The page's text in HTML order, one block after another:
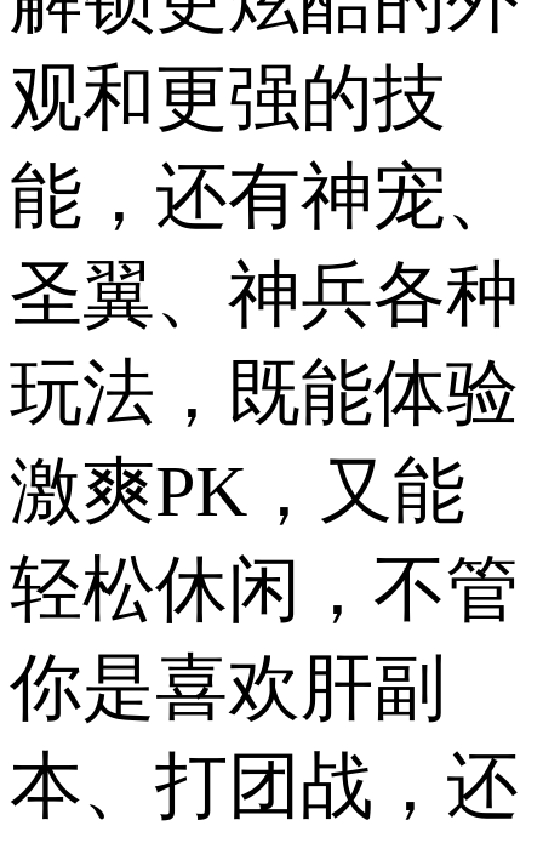
观和更强的技
能，还有神宠、
圣翼、神兵各种
玩法，既能体验
激爽PK，又能
轻松休闲，不管
你是喜欢肝副
本、打团战，还